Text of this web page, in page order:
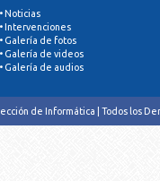
• Noticias
• Intervenciones
• Galería de fotos
• Galería de videos
• Galería de audios
de Informática | Todos los